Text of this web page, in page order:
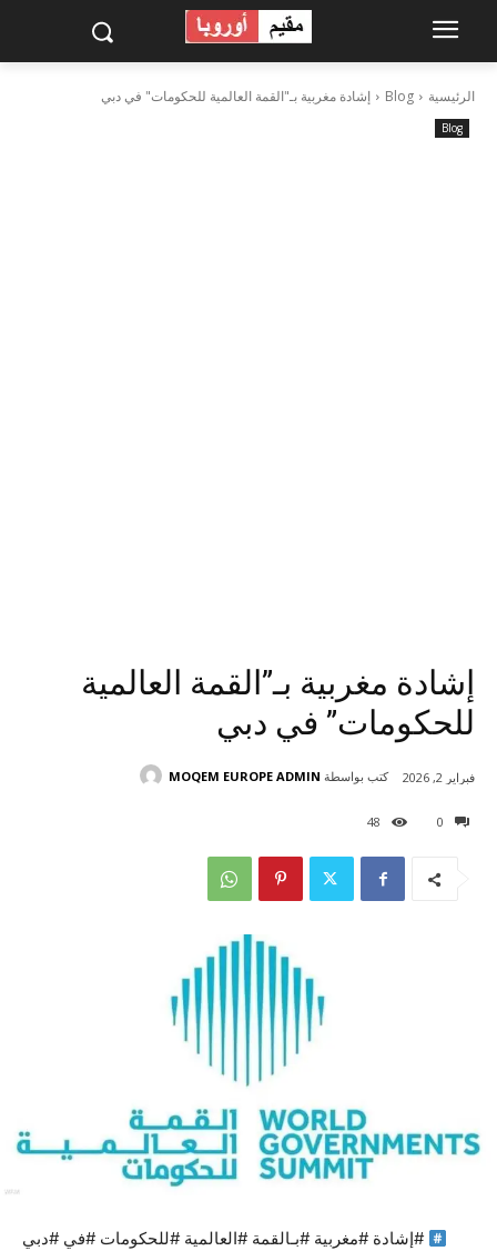
الرئيسية Blog إشادة مغربية بـ"القمة العالمية للحكومات" في دبي
Blog
إشادة مغربية بـ”القمة العالمية
للحكومات” في دبي
0
48
فبراير 2, 2026 كتب بواسطة MOQEM EUROPE ADMIN
#إشادة #مغربية #بـالقمة #العالمية #للحكومات #في #دبي